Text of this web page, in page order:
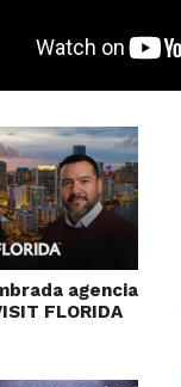
agencia
FLORIDA